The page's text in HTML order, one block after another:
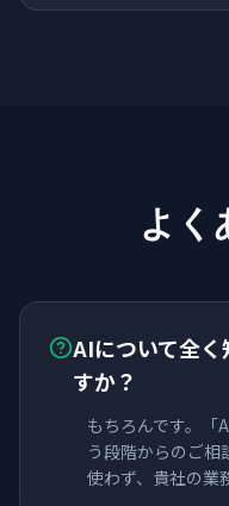
よく
AIについて全く
すか？
もちろんです。「
う段階からのご相
使わず、貴社の業